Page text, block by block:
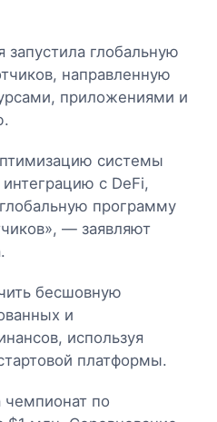
запустила глобальную
направленную
приложениями и
системы
с DeFi,
программу
— заявляют
бесшовную
и
используя
платформы.
чемпионат по